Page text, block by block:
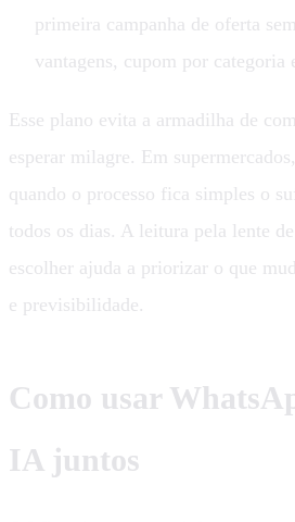
primeira campanha de oferta
vantagens, cupom por categoria
Esse plano evita a armadilha de
esperar milagre. Em
quando o processo fica simples o
todos os dias. A leitura pela lente
escolher ajuda a priorizar o que
e previsibilidade.
Como usar
IA juntos